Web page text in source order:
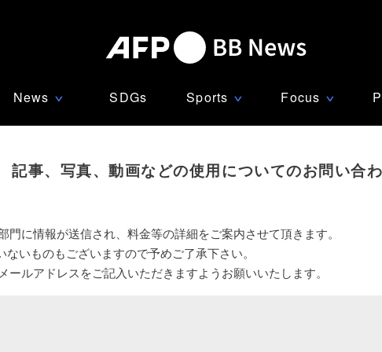
News ∨ SDGs Sports ∨ Focus ∨
記事、写真、動画などの使用についてのお問い合
に情報が送信され、料金等の詳細をご案内させて頂きます。
いものもございますので予めご了承下さい。
ールアドレスをご記入いただきますようお願いいたします。